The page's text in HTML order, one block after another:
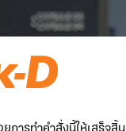
การทำคำสั่งนี้ให้เสร็จสิ้น